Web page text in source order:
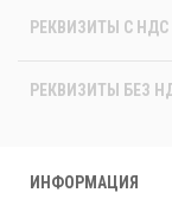
РЕКВИЗИТЫ C НДС
РЕКВИЗИТЫ БЕЗ
ИНФОРМАЦИЯ